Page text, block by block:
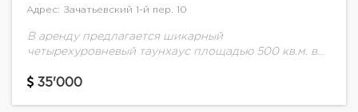
Адрес: Зачатьевский 1-й пер. 10
В аренду предлагается шикарный
четырехуровневый таунхаус площадью 500 кв.м. в
Выполнен авторский ремонт в современном стиле.
35'000